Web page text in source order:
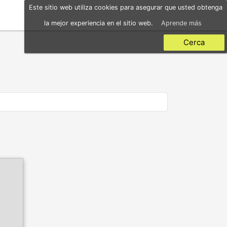
Este sitio web utiliza cookies para asegurar que usted obtenga
la mejor experiencia en el sitio web. Aprende más
Cerca